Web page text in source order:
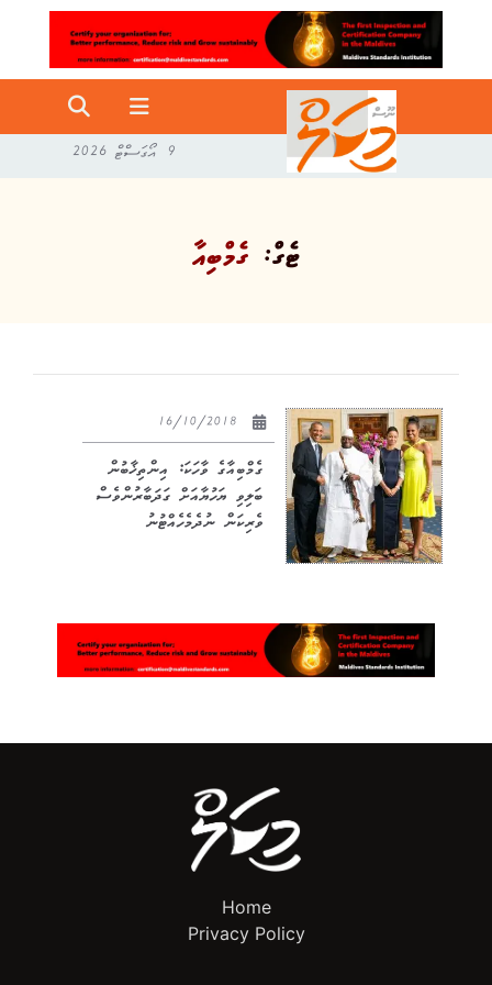
9 އޯގަސްޓް 2026
ޓެގް: ގެމްބިއާ
ގެމްބިއާގެ ވާހަކަ: އިންތިޚާބުން
ބަލިވި ޔަހުޔާއަށް ގަދަބާރުންވެސް
ވެރިކަން ނުދެމެހެއްޓުނު
Home
Privacy Policy